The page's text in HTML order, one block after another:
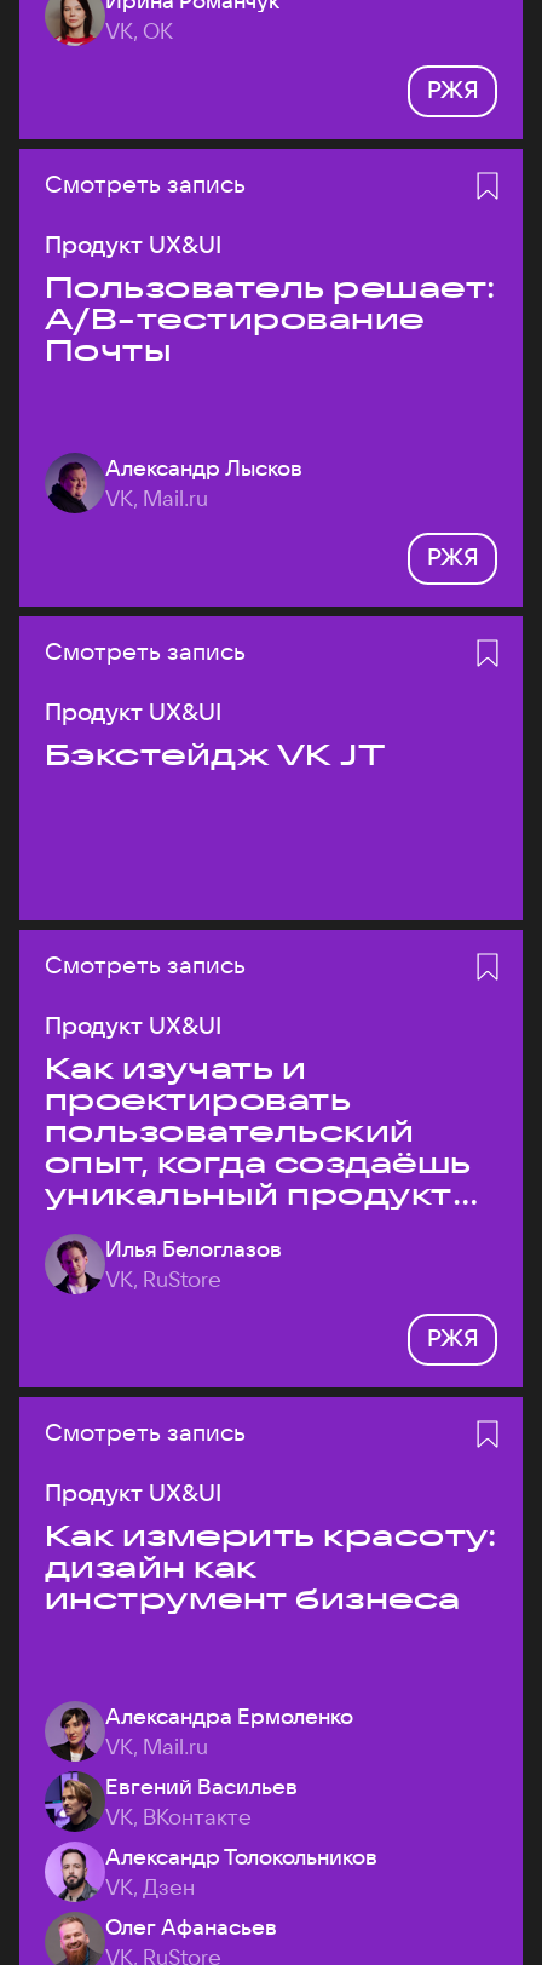
VK, ОК
РЖЯ
Смотреть запись
Продукт UX&UI
Пользователь решает:
A/B-тестирование
Почты
Александр Лысков
VK, Mail.ru
РЖЯ
Смотреть запись
Продукт UX&UI
Бэкстейдж VK JT
Смотреть запись
Продукт UX&UI
Как изучать и
проектировать
пользовательский
опыт, когда создаёшь
уникальный продукт
на рынке?
Илья Белоглазов
VK, RuStore
РЖЯ
Смотреть запись
Продукт UX&UI
Как измерить красоту:
дизайн как
инструмент бизнеса
Александра Ермоленко
VK, Mail.ru
Евгений Васильев
VK, ВКонтакте
Александр Толокольников
VK, Дзен
Олег Афанасьев
VK, RuStore